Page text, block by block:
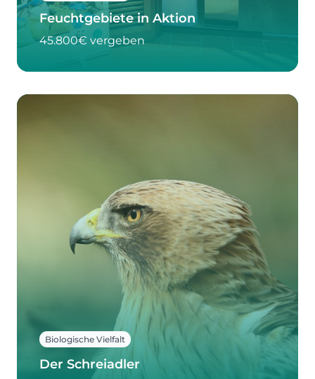
Feuchtgebiete in Aktion
45.800€ vergeben
Biologische Vielfalt
Der Schreiadler